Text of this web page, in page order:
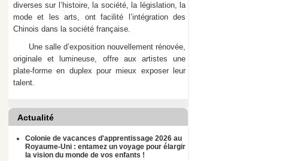
diverses sur l’histoire, la société, la législation, la
mode et les arts, ont facilité l’intégration des
Chinois dans la société française.
Une salle d’exposition nouvellement rénovée,
originale et lumineuse, offre aux artistes une
plate-forme en duplex pour mieux exposer leur
talent.
Actualité
Colonie de vacances d'apprentissage 2026 au
Royaume-Uni : entamez un voyage pour élargir
la vision du monde de vos enfants !